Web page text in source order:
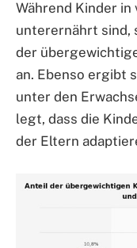
Während Kinder
unterernährt sind,
der
an. Ebenso ergibt
unter den
legt, dass die
der Eltern